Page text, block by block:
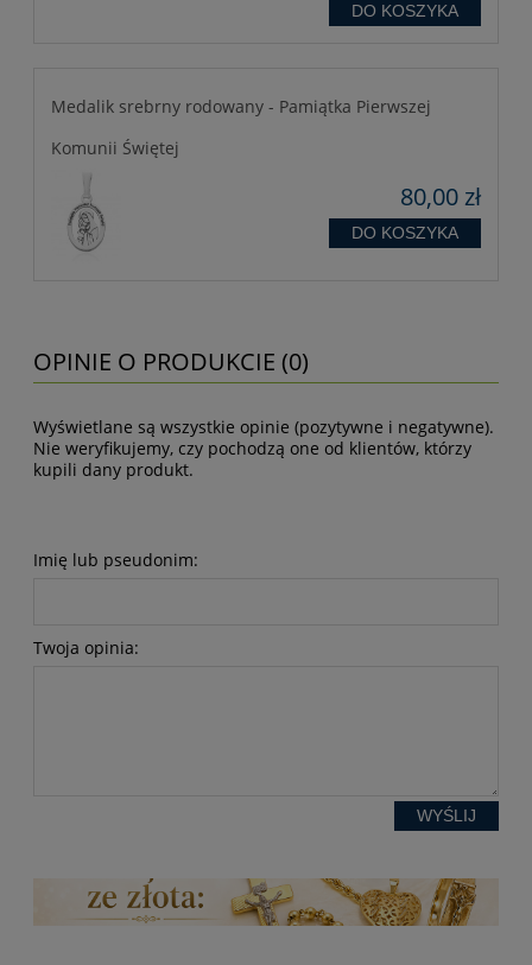
DO KOSZYKA
Medalik srebrny rodowany - Pamiątka Pierwszej
Komunii Świętej
80,00 zł
DO KOSZYKA
OPINIE O PRODUKCIE (0)
Wyświetlane są wszystkie opinie (pozytywne i negatywne).
Nie weryfikujemy, czy pochodzą one od klientów, którzy
kupili dany produkt.
Imię lub pseudonim:
Twoja opinia:
WYŚLIJ